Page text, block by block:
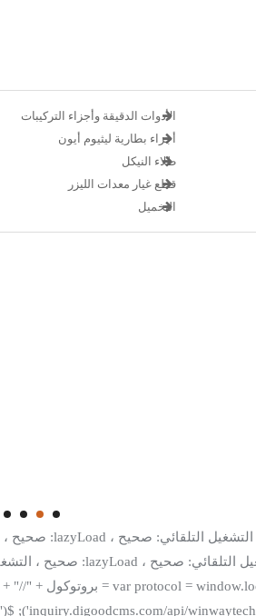
الأدوات الدقيقة وأجزاء التركيبات
أجزاء بطارية ليثيوم أيون
طلاء النيكل
قطع غيار معدات الليزر
التخميل